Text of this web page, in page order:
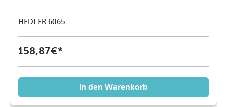
HEDLER 6065
158,87 €*
In den Warenkorb